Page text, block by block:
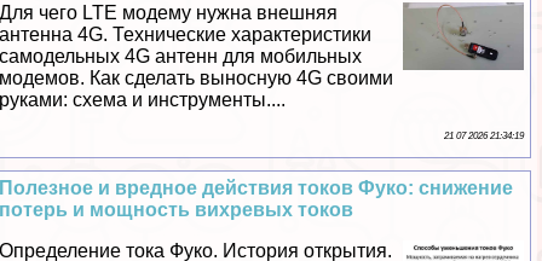
Для чего LTE модему нужна внешняя
антенна 4G. Технические хаpaктеристики
самодельных 4G антенн для мобильных
модемов. Как сделать выносную 4G своими
руками: схема и инструменты....
21 07 2026 21:34:19
Полезное и вредное действия токов Фуко: снижение
потерь и мощность вихревых токов
Определение тока Фуко. История открытия.